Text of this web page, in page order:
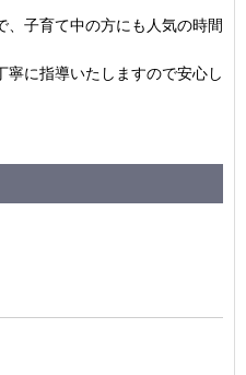
、子育て中の方にも人気の時間
に指導いたしますので安心し